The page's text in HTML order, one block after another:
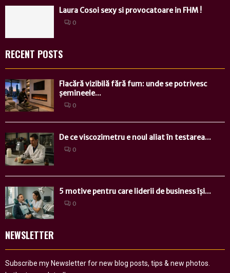
Laura Cosoi sexy si provocatoare in FHM !
0
RECENT POSTS
Flacără vizibilă fără fum: unde se potrivesc
șemineele...
0
De ce viscozimetru e noul aliat în testarea...
0
5 motive pentru care liderii de business își...
0
NEWSLETTER
Subscribe my Newsletter for new blog posts, tips & new photos.